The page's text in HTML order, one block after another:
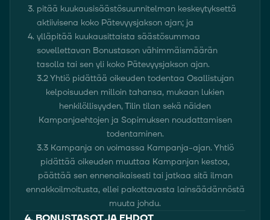
pitää kuukausisäästösuunnitelman keskeytyksettä
aktiivisena koko Pätevyysjakson ajan; ja
ylläpitää kuukausittaista säästösummaa
sovellettavan Bonustason vähimmäismäärän
tasolla tai sen yli koko Pätevyysjakson ajan.
3.2 Yhtiö pidättää oikeuden todentaa Osallistujan
kelpoisuuden milloin tahansa, mukaan lukien
henkilöllisyyden, Tilin tilan sekä näiden
Kampanjaehtojen ja Sopimuksen noudattamisen
todentaminen.
3.3 Kampanja on voimassa Kampanja-ajan. Yhtiö
pidättää oikeuden muuttaa Kampanjan kestoa,
päättää sen ennenaikaisesti tai jatkaa sitä ilman
ennakkoilmoitusta, ellei pakottavasta lainsäädännöstä
muuta johdu.